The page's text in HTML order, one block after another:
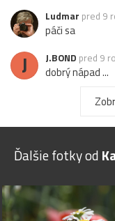
Ludmar pred 9
páči sa
J J.BOND pred 9
dobrý nápad ...
Ďalšie fotky od